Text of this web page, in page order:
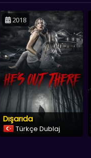
2018
Dışarıda
Türkçe Dublaj